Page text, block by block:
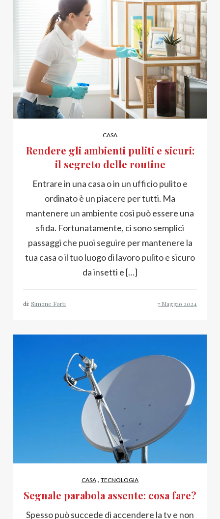
CASA
Rendere gli ambienti puliti e sicuri:
il segreto delle routine
Entrare in una casa o in un ufficio pulito e
ordinato è un piacere per tutti. Ma
mantenere un ambiente così può essere una
sfida. Fortunatamente, ci sono semplici
passaggi che puoi seguire per mantenere la
tua casa o il tuo luogo di lavoro pulito e sicuro
da insetti e […]
di:Simone Forti
CASA , TECNOLOGIA
Segnale parabola assente: cosa fare?
Spesso può succede di accendere la tv e non